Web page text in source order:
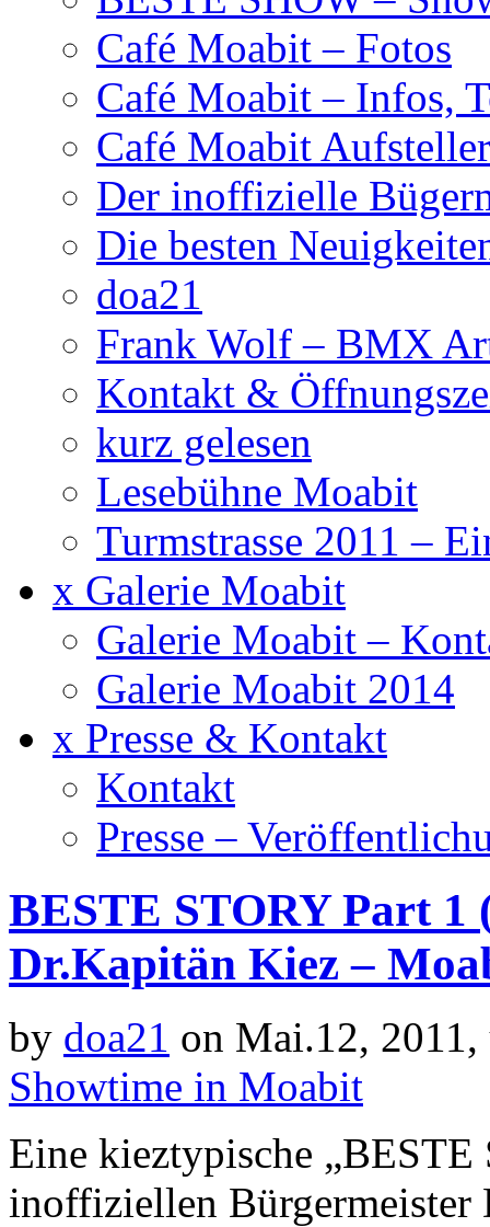
Café Moabit – Fotos
Café Moabit – Infos,
Café Moabit Aufsteller
Der inoffizielle
Die besten
doa21
Frank Wolf – BMX
Kontakt &
kurz gelesen
Lesebühne Moabit
Turmstrasse 2011 –
x Galerie Moabit
Galerie Moabit –
Galerie Moabit 2014
x Presse & Kontakt
Kontakt
Presse –
BESTE STORY Part 1
Dr.Kapitän Kiez –
by doa21 on Mai.12,
Showtime in Moabit
Eine kieztypische
inoffiziellen Bürgermeister